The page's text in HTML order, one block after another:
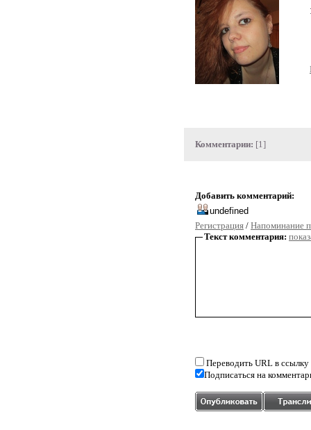
Комментарии: [1]
Добавить комментарий:
Регистрация / Напоминание
Текст комментария:
Переводить URL в ссылку
Подписаться на